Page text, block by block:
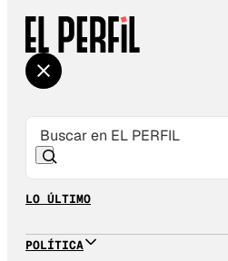
LO ÚLTIMO
POLÍTICA